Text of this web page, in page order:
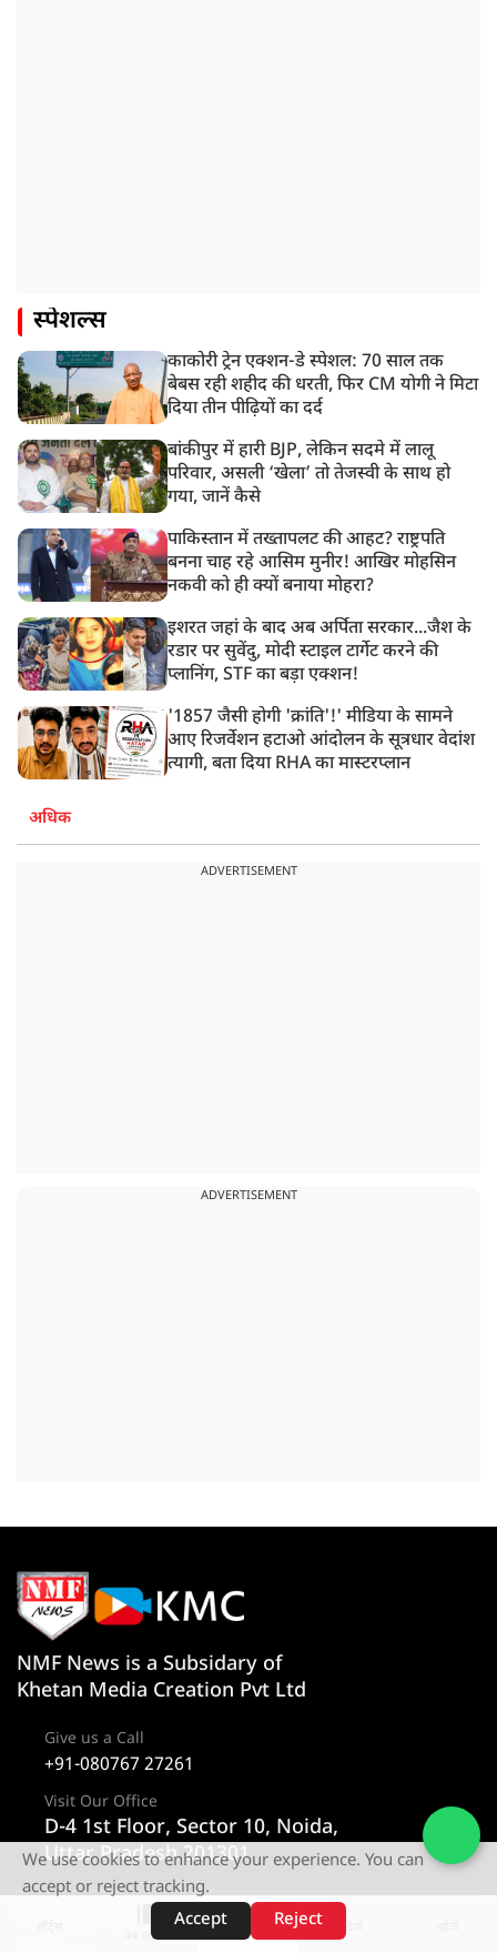
स्पेशल्स
काकोरी ट्रेन एक्शन-डे स्पेशल: 70 साल तक
बेबस रही शहीद की धरती, फिर CM योगी ने मिटा
दिया तीन पीढ़ियों का दर्द
बांकीपुर में हारी BJP, लेकिन सदमे में लालू
परिवार, असली ‘खेला’ तो तेजस्वी के साथ हो
गया, जानें कैसे
पाकिस्तान में तख्तापलट की आहट? राष्ट्रपति
बनना चाह रहे आसिम मुनीर! आखिर मोहसिन
नकवी को ही क्यों बनाया मोहरा?
इशरत जहां के बाद अब अर्पिता सरकार...जैश के
रडार पर सुवेंदु, मोदी स्टाइल टार्गेट करने की
प्लानिंग, STF का बड़ा एक्शन!
'1857 जैसी होगी 'क्रांति'!' मीडिया के सामने
आए रिजर्वेशन हटाओ आंदोलन के सूत्रधार वेदांश
त्यागी, बता दिया RHA का मास्टरप्लान
अधिक
ADVERTISEMENT
ADVERTISEMENT
वेब स्टोरीज़
NMF News is a Subsidary of
Khetan Media Creation Pvt Ltd
Give us a Call
+91-080767 27261
Visit Our Office
D-4 1st Floor, Sector 10, Noida,
Uttar Pradesh 201301
Category
We use cookies to enhance your experience. You can
accept or reject tracking.
Accept
Reject